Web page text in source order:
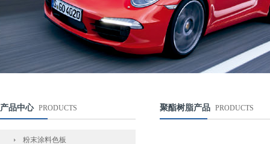
产品中心 PRODUCTS
粉末涂料色板
聚酯树脂产品 PRODUCTS